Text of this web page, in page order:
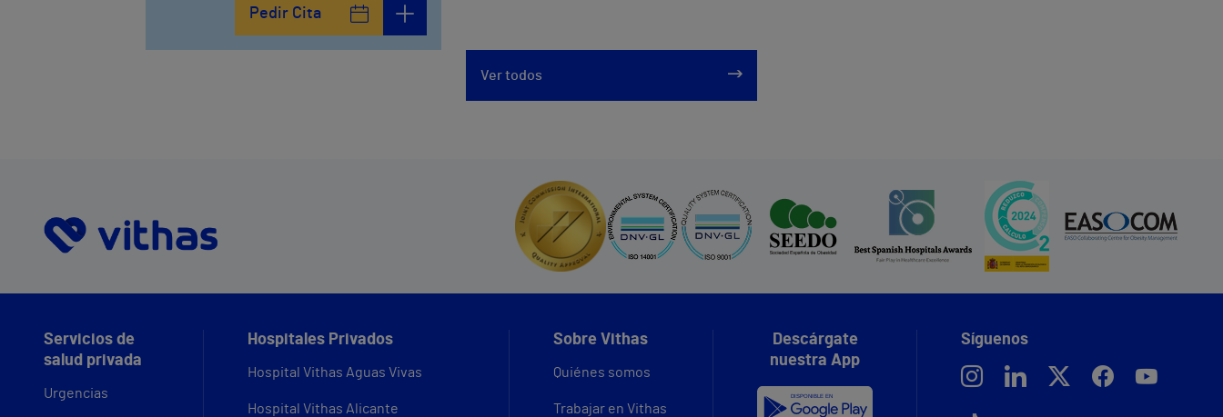
Pedir Cita
Ver todos
Servicios de
salud privada
Urgencias
Hospitales Privados
Hospital Vithas Aguas Vivas
Hospital Vithas Alicante
Sobre Vithas
Quiénes somos
Trabajar en Vithas
Descárgate
nuestra App
Síguenos